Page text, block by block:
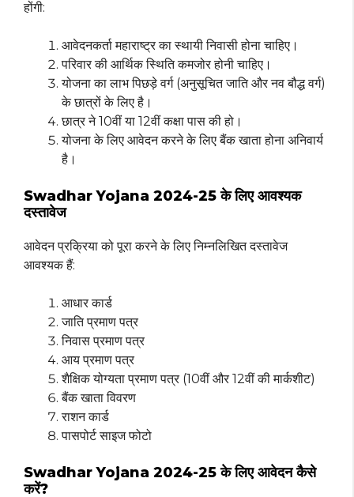
होंगी:
आवेदनकर्ता महाराष्ट्र का स्थायी निवासी होना चाहिए।
परिवार की आर्थिक स्थिति कमजोर होनी चाहिए।
योजना का लाभ पिछड़े वर्ग (अनुसूचित जाति और नव बौद्ध वर्ग)
के छात्रों के लिए है।
छात्र ने 10वीं या 12वीं कक्षा पास की हो।
योजना के लिए आवेदन करने के लिए बैंक खाता होना अनिवार्य
है।
Swadhar Yojana 2024-25 के लिए आवश्यक
दस्तावेज
आवेदन प्रक्रिया को पूरा करने के लिए निम्नलिखित दस्तावेज
आवश्यक हैं:
आधार कार्ड
जाति प्रमाण पत्र
निवास प्रमाण पत्र
आय प्रमाण पत्र
शैक्षिक योग्यता प्रमाण पत्र (10वीं और 12वीं की मार्कशीट)
बैंक खाता विवरण
राशन कार्ड
पासपोर्ट साइज फोटो
Swadhar Yojana 2024-25 के लिए आवेदन कैसे
करें?